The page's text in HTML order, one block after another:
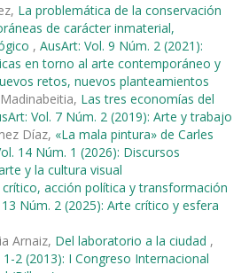
La problemática de la conservación
de carácter inmaterial,
, AusArt: Vol. 9 Núm. 2 (2021):
en torno al arte contemporáneo y
retos, nuevos planteamientos
Las tres economías del
Vol. 7 Núm. 2 (2019): Arte y trabajo
Díaz, «La mala pintura» de Carles
14 Núm. 1 (2026): Discursos
y la cultura visual
acción política y transformación
Núm. 2 (2025): Arte crítico y esfera
Arnaiz, Del laboratorio a la ciudad ,
2 (2013): I Congreso Internacional